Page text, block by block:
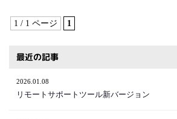
1 / 1 ページ 1
最近の記事
2026.01.08
リモートサポートツール新バージョン